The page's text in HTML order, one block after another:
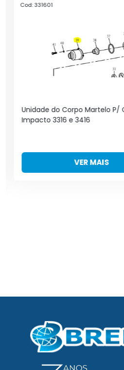
Cod: 331601
Unidade do Corpo Martelo P/
Impacto 3316 e 3416
VER MAIS